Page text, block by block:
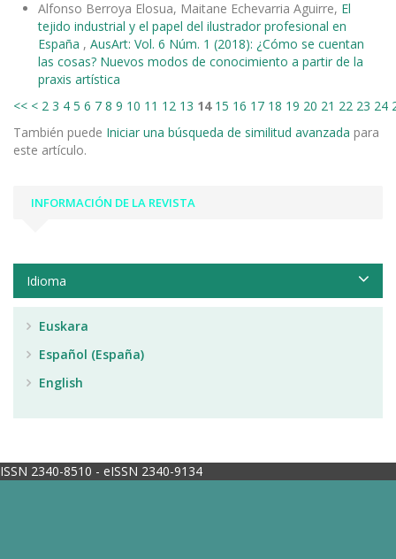
Alfonso Berroya Elosua, Maitane Echevarria Aguirre, El
tejido industrial y el papel del ilustrador profesional en
España , AusArt: Vol. 6 Núm. 1 (2018): ¿Cómo se cuentan
las cosas? Nuevos modos de conocimiento a partir de la
praxis artística
<< < 2 3 4 5 6 7 8 9 10 11 12 13 14 15 16 17 18 19 20 21 22 23 24
También puede Iniciar una búsqueda de similitud avanzada para
este artículo.
INFORMACIÓN DE LA REVISTA
Idioma
Euskara
Español (España)
English
ISSN 2340-8510 - eISSN 2340-9134